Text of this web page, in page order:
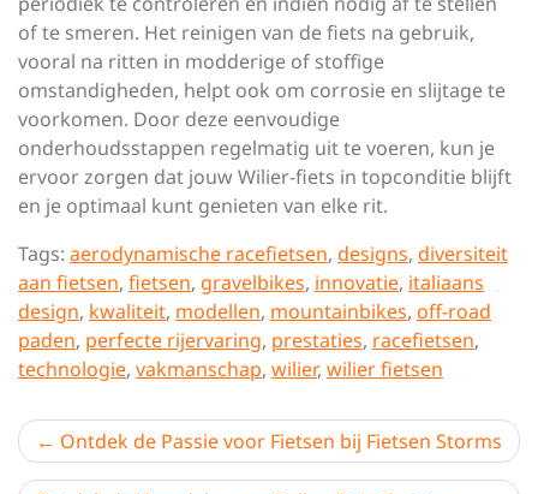
of te smeren. Het reinigen van de fiets na gebruik,
vooral na ritten in modderige of stoffige
omstandigheden, helpt ook om corrosie en slijtage te
voorkomen. Door deze eenvoudige
onderhoudsstappen regelmatig uit te voeren, kun je
ervoor zorgen dat jouw Wilier-fiets in topconditie blijft
en je optimaal kunt genieten van elke rit.
Tags: aerodynamische racefietsen, designs, diversiteit
aan fietsen, fietsen, gravelbikes, innovatie, italiaans
design, kwaliteit, modellen, mountainbikes, off-road
paden, perfecte rijervaring, prestaties, racefietsen,
technologie, vakmanschap, wilier, wilier fietsen
Berichtnavigatie
Ontdek de Passie voor Fietsen bij Fietsen Storms